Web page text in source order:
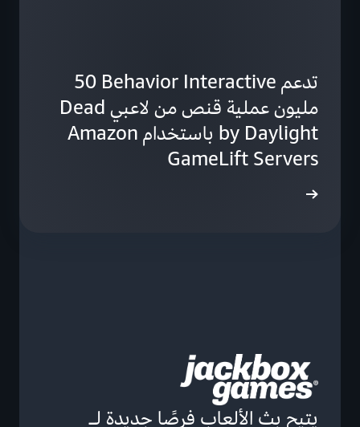
تدعم Behavior Interactive‏ 50
مليون عملية قنص من لاعبي Dead
by Daylight باستخدام Amazon
GameLift Servers
يتيح بث الألعاب فرصًا جديدة لـ